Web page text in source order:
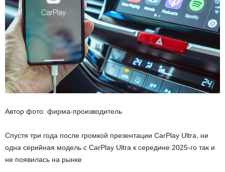
Автор фото: фирма-производитель
Спустя три года после громкой презентации CarPlay Ultra, ни
одна серийная модель с CarPlay Ultra к середине 2025-го так и
не появилась на рынке